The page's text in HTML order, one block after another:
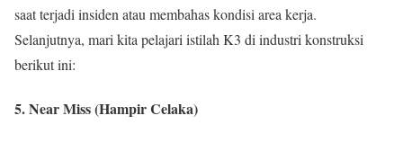
saat terjadi insiden atau membahas kondisi area kerja.
Selanjutnya, mari kita pelajari istilah K3 di industri konstruksi
berikut ini:
5. Near Miss (Hampir Celaka)